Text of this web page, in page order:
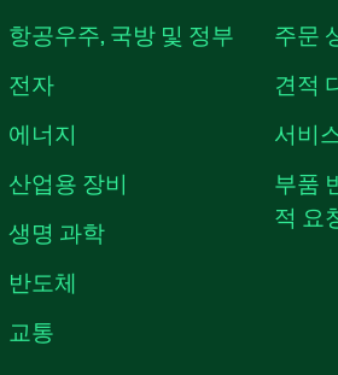
항공우주, 국방 및 정부
전자
에너지
산업용 장비
생명 과학
반도체
교통
주문
견적
서비
부품
적 요